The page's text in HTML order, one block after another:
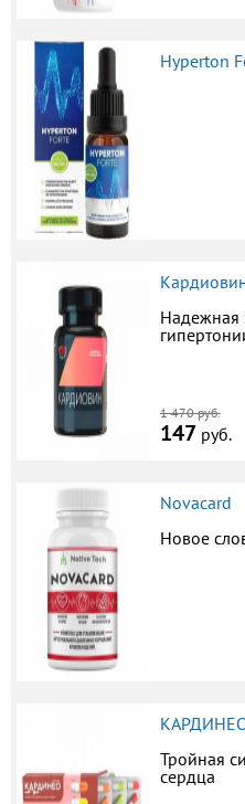
Hyperton
Надежная
1 470 руб.
147 руб.
Novacard
Новое
Тройная
сердца